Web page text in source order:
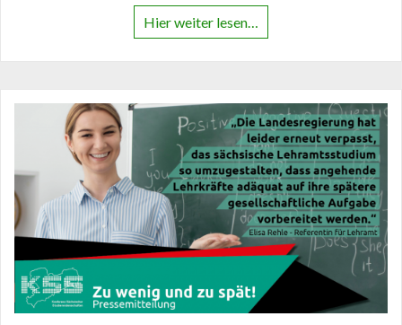
Hier weiter lesen…